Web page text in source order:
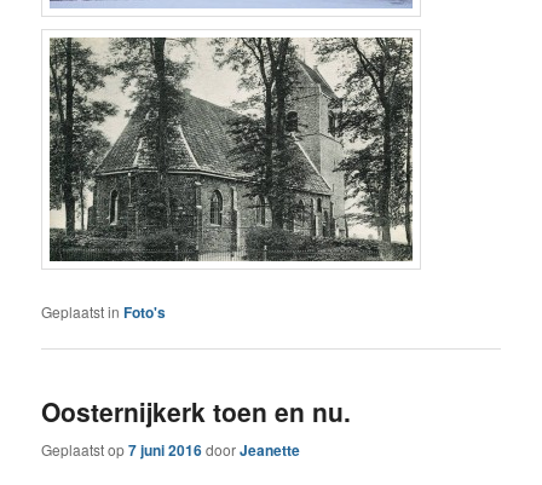
Geplaatst in Foto's
Oosternijkerk toen en nu.
Geplaatst op7 juni 2016doorJeanette